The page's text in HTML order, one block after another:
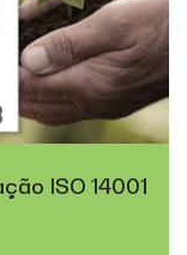
ISO 14001